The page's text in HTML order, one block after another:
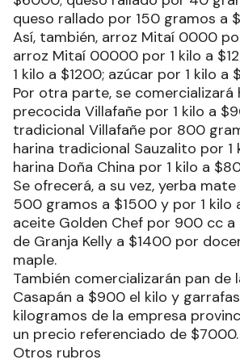
queso rallado por 150 gramos a
Así, también, arroz Mitaí 0000
arroz Mitaí 00000 por 1 kilo a
1 kilo a $1200; azúcar por 1 kilo a
Por otra parte, se comercializará
precocida Villafañe por 1 kilo a
tradicional Villafañe por 800
harina tradicional Sauzalito por 1
harina Doña China por 1 kilo a
Se ofrecerá, a su vez, yerba
500 gramos a $1500 y por 1 kilo
aceite Golden Chef por 900 cc a
de Granja Kelly a $1400 por
maple.
También comercializarán pan de
Casapán a $900 el kilo y
kilogramos de la empresa
un precio referenciado de $7000.
Otros rubros